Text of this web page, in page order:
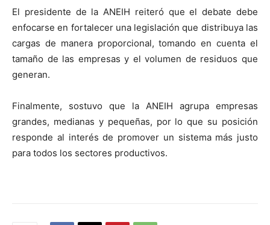
El presidente de la ANEIH reiteró que el debate debe
enfocarse en fortalecer una legislación que distribuya las
cargas de manera proporcional, tomando en cuenta el
tamaño de las empresas y el volumen de residuos que
generan.
Finalmente, sostuvo que la ANEIH agrupa empresas
grandes, medianas y pequeñas, por lo que su posición
responde al interés de promover un sistema más justo
para todos los sectores productivos.